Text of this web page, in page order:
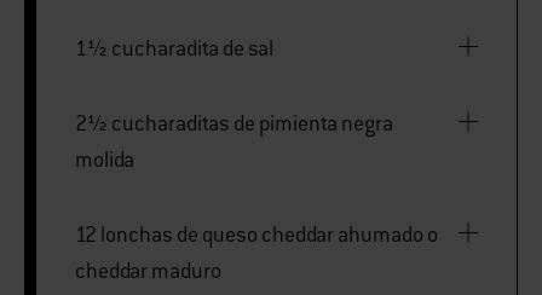
1½ cucharadita de sal
2½ cucharaditas de pimienta negra
molida
12 lonchas de queso cheddar ahumado o
cheddar maduro